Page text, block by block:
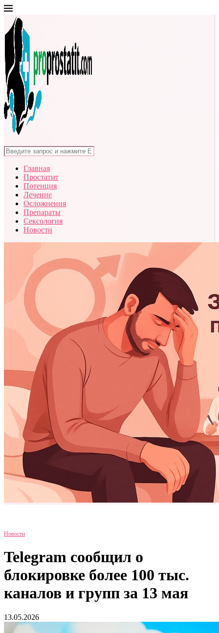
Главная
Простатит
Потенция
Лечение
Осложнения
Препараты
Сексология
Новости
Новости
Telegram сообщил о
блокировке более 100 тыс.
каналов и групп за 13 мая
13.05.2026